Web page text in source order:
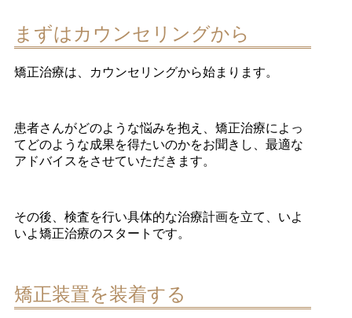
まずはカウンセリングから
矯正治療は、カウンセリングから始まります。
患者さんがどのような悩みを抱え、矯正治療によっ
てどのような成果を得たいのかをお聞きし、最適な
アドバイスをさせていただきます。
その後、検査を行い具体的な治療計画を立て、いよ
いよ矯正治療のスタートです。
矯正装置を装着する